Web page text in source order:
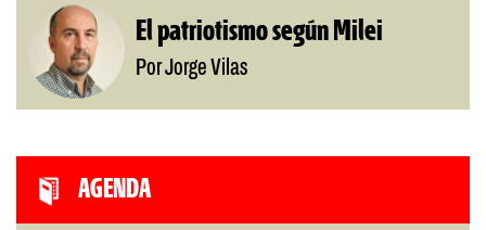
El patriotismo según Milei
Por Jorge Vilas
AGENDA